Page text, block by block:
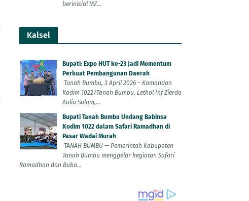
berinisial MZ...
Kalsel
Bupati: Expo HUT ke-23 Jadi Momentum
Perkuat Pembangunan Daerah
Tanah Bumbu, 3 April 2026 – Komandan
Kodim 1022/Tanah Bumbu, Letkol Inf Zierda
Aulia Salam,...
Bupati Tanah Bumbu Undang Babinsa
Kodim 1022 dalam Safari Ramadhan di
Pasar Wadai Murah
TANAH BUMBU — Pemerintah Kabupaten
Tanah Bumbu menggelar kegiatan Safari
Ramadhan dan Buka...